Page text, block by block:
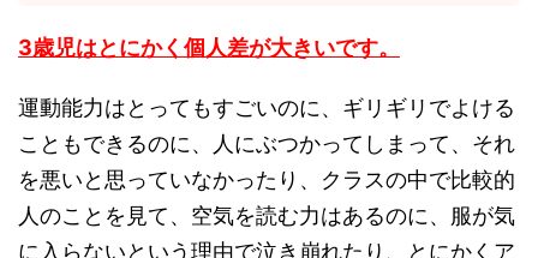
3歳児はとにかく個人差が大きいです。
運動能力はとってもすごいのに、ギリギリでよける
こともできるのに、人にぶつかってしまって、それ
を悪いと思っていなかったり、クラスの中で比較的
人のことを見て、空気を読む力はあるのに、服が気
に入らないという理由で泣き崩れたり、とにかくア